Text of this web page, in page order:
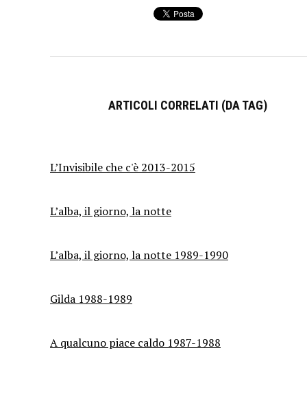
ARTICOLI CORRELATI (DA TAG)
L’Invisibile che c'è 2013-2015
L’alba, il giorno, la notte
L’alba, il giorno, la notte 1989-1990
Gilda 1988-1989
A qualcuno piace caldo 1987-1988